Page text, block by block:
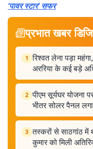
‘पावर स्टार’ सफर
प्रभात खबर
1 रिश्वत लेना पड़ा
अररिया के कई बड़े
2 पीएम सूर्यघर योजना
भीतर सोलर पैनल
3 तस्करों से साठगांठ में
कुमार को मिली